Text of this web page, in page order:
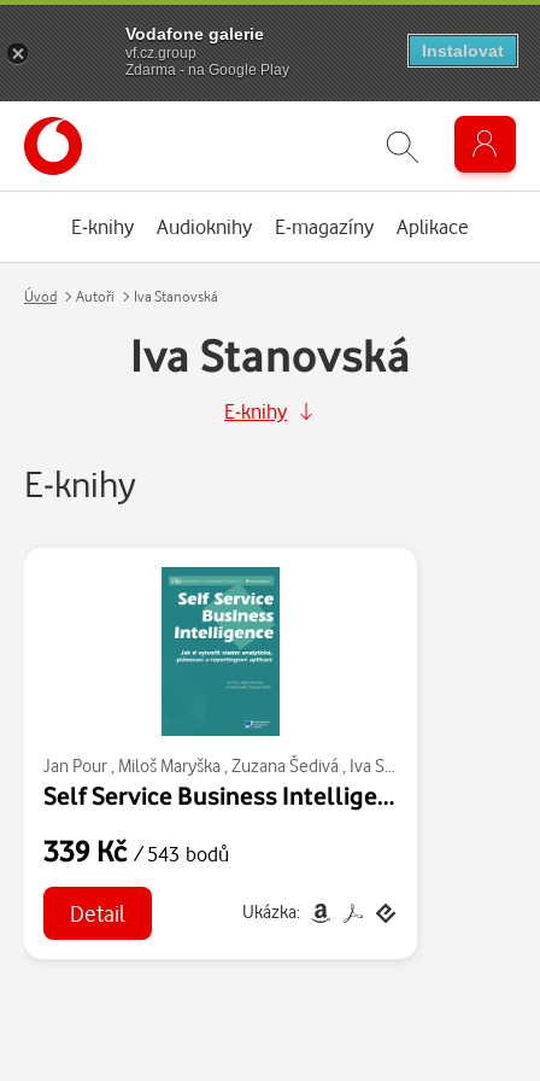
E-knihy Audioknihy E-magazíny Aplikace
Úvod Autoři Iva Stanovská
Iva Stanovská
E-knihy
E-knihy
Jan Pour, Miloš Maryška , Zuzana Šedivá , Iva Stanovská
Self Service Business Intelligence
339 Kč / 543 bodů
Detail Ukázka:
Vodafone galerie
vf.cz.group
Zdarma - na Google Play
Instalovat